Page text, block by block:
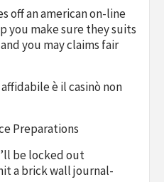
off an american on-line
you make sure they suits
you may claims fair
è il casinò non
Preparations
be locked out
a brick wall journal-